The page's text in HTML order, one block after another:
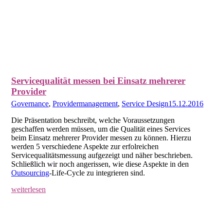
Servicequalität messen bei Einsatz mehrerer
Provider
Governance, Providermanagement, Service Design15.12.2016
Die Präsentation beschreibt, welche Voraussetzungen
geschaffen werden müssen, um die Qualität eines Services
beim Einsatz mehrerer Provider messen zu können. Hierzu
werden 5 verschiedene Aspekte zur erfolreichen
Servicequalitätsmessung aufgezeigt und näher beschrieben.
Schließlich wir noch angerissen, wie diese Aspekte in den
Outsourcing-Life-Cycle zu integrieren sind.
weiterlesen